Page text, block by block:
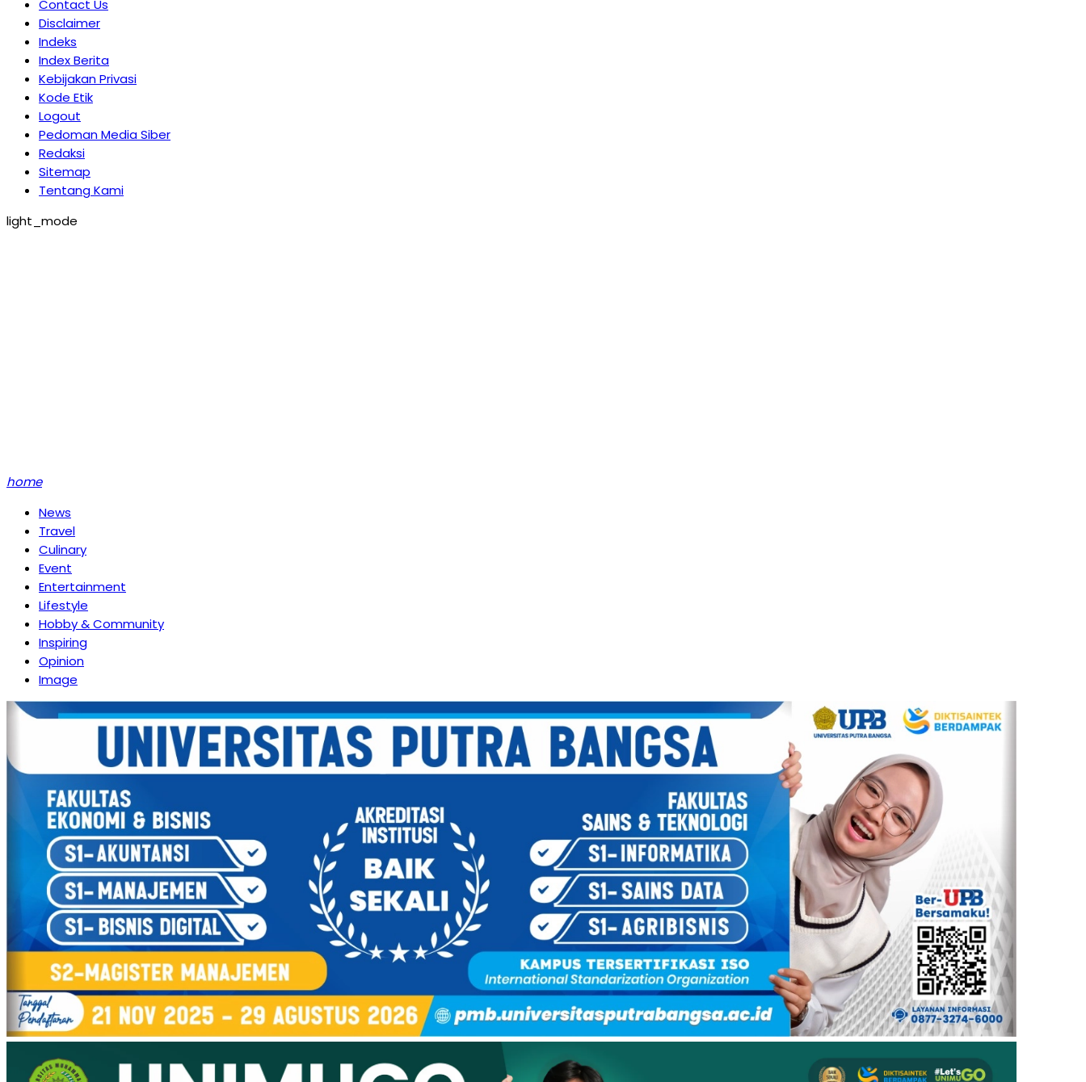
Contact Us
Disclaimer
Indeks
Index Berita
Kebijakan Privasi
Kode Etik
Logout
Pedoman Media Siber
Redaksi
Sitemap
Tentang Kami
light_mode
home
News
Travel
Culinary
Event
Entertainment
Lifestyle
Hobby & Community
Inspiring
Opinion
Image